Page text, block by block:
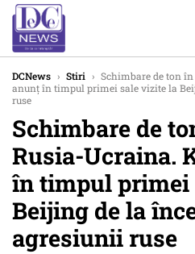
DCNews › Stiri › Schimbare de ton
anunț în timpul primei sale vizite la
ruse
Schimbare de
Rusia-Ucraina.
în timpul primei
Beijing de la
agresiunii ruse